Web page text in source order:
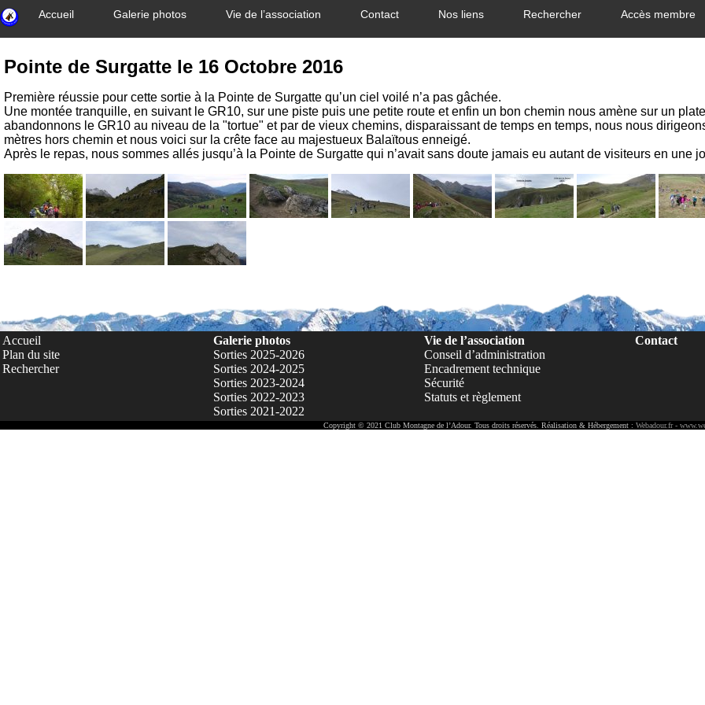
Accueil Galerie photos Vie de l’association Contact Nos liens Rechercher Accès membre
Pointe de Surgatte le 16 Octobre 2016
Première réussie pour cette sortie à la Pointe de Surgatte qu’un ciel voilé n’a pas gâchée.
Une montée tranquille, en suivant le GR10, sur une piste puis une petite route et enfin un bon chemin nous amène sur un
abandonnons le GR10 au niveau de la "tortue" et par de vieux chemins, disparaissant de temps en temps, nous nous
mètres hors chemin et nous voici sur la crête face au majestueux Balaïtous enneigé.
Après le repas, nous sommes allés jusqu’à la Pointe de Surgatte qui n’avait sans doute jamais eu autant de visiteurs en une
Accueil
Plan du site
Rechercher
Galerie photos
Sorties 2025-2026
Sorties 2024-2025
Sorties 2023-2024
Sorties 2022-2023
Sorties 2021-2022
Vie de l’association
Conseil d’administration
Encadrement technique
Sécurité
Statuts et règlement
Contact
Copyright © 2021 Club Montagne de l’Adour. Tous droits réservés. Réalisation & Hébergement : Webadour.fr -